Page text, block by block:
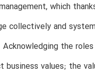
which
collectively and
the
business values; the